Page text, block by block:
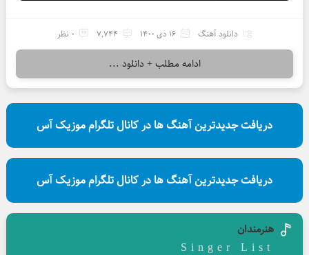
دانلود آهنگ 16 دی 1400 7,744 0 نظر
ادامه مطلب + دانلود ...
دریافت جدیدترین آهنگ ها در کانال تلگرام موزیک آس
دریافت جدیدترین آهنگ ها در کانال تلگرام موزیک آس
هنرمندان
Singer List